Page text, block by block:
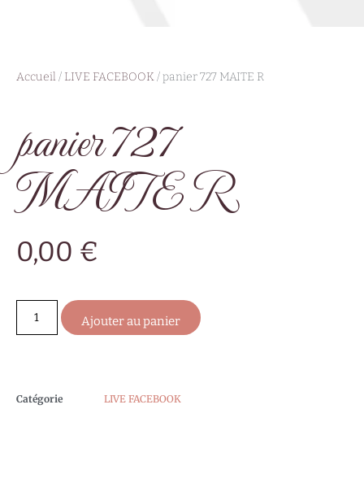
Accueil/ LIVE FACEBOOK/ panier 727 MAITE R
panier 727
MAITE R
0,00 €
Ajouter au panier
Catégorie LIVE FACEBOOK